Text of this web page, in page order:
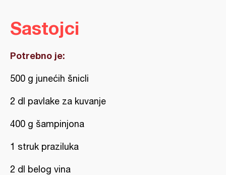
Sastojci
Potrebno je:
500 g junećih šnicli
2 dl pavlake za kuvanje
400 g šampinjona
1 struk praziluka
2 dl belog vina